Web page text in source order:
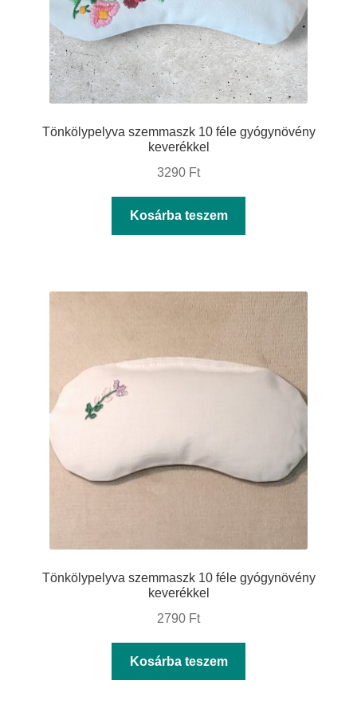
Tönkölypelyva szemmaszk 10 féle gyógynövény
keverékkel
3290 Ft
Kosárba teszem
Tönkölypelyva szemmaszk 10 féle gyógynövény
keverékkel
2790 Ft
Kosárba teszem